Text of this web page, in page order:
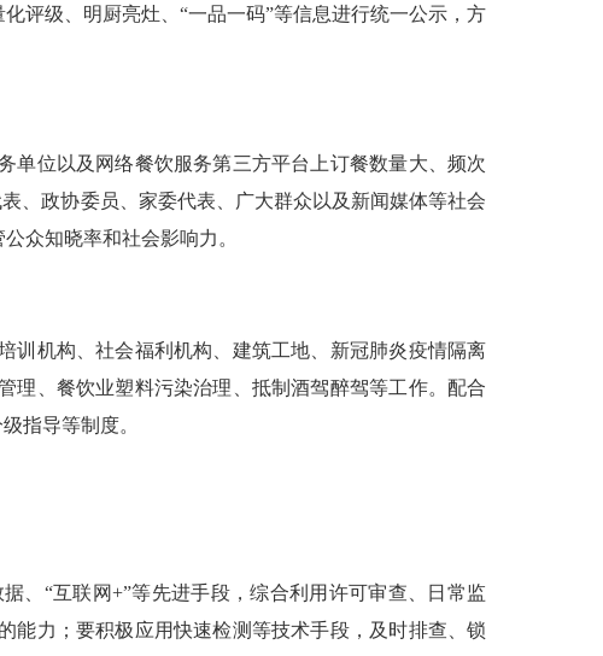
评级、明厨亮灶、“一品一码”等信息进行统一公示，方
位以及网络餐饮服务第三方平台上订餐数量大、频次
、政协委员、家委代表、广大群众以及新闻媒体等社会
众知晓率和社会影响力。
机构、社会福利机构、建筑工地、新冠肺炎疫情隔离
理、餐饮业塑料污染治理、抵制酒驾醉驾等工作。配合
指导等制度。
“互联网+”等先进手段，综合利用许可审查、日常监
能力；要积极应用快速检测等技术手段，及时排查、锁